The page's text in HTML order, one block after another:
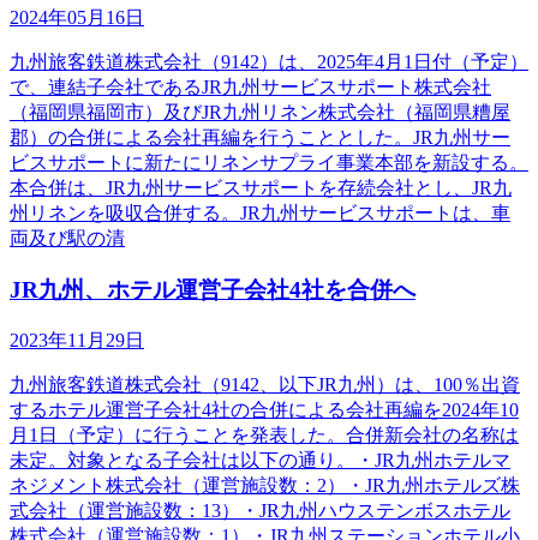
2024年05月16日
九州旅客鉄道株式会社（9142）は、2025年4月1日付（予定）
で、連結子会社であるJR九州サービスサポート株式会社
（福岡県福岡市）及びJR九州リネン株式会社（福岡県糟屋
郡）の合併による会社再編を行うこととした。JR九州サー
ビスサポートに新たにリネンサプライ事業本部を新設する。
本合併は、JR九州サービスサポートを存続会社とし、JR九
州リネンを吸収合併する。JR九州サービスサポートは、車
両及び駅の清
JR九州、ホテル運営子会社4社を合併へ
2023年11月29日
九州旅客鉄道株式会社（9142、以下JR九州）は、100％出資
するホテル運営子会社4社の合併による会社再編を2024年10
月1日（予定）に行うことを発表した。合併新会社の名称は
未定。対象となる子会社は以下の通り。・JR九州ホテルマ
ネジメント株式会社（運営施設数：2）・JR九州ホテルズ株
式会社（運営施設数：13）・JR九州ハウステンボスホテル
株式会社（運営施設数：1）・JR九州ステーションホテル小